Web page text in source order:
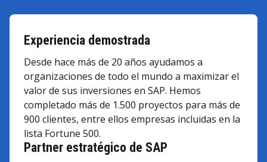
Experiencia demostrada
Desde hace más de 20 años ayudamos a
organizaciones de todo el mundo a maximizar el
valor de sus inversiones en SAP. Hemos
completado más de 1.500 proyectos para más de
900 clientes, entre ellos empresas incluidas en la
lista Fortune 500.
Partner estratégico de SAP